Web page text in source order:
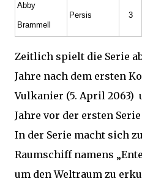
Abby
Brammell
Persis 3
Zeitlich spielt die Serie ab
Jahre nach dem ersten
Vulkanier (5. April 2063)
Jahre vor der ersten
In der Serie macht sich
Raumschiff namens
um den Weltraum zu